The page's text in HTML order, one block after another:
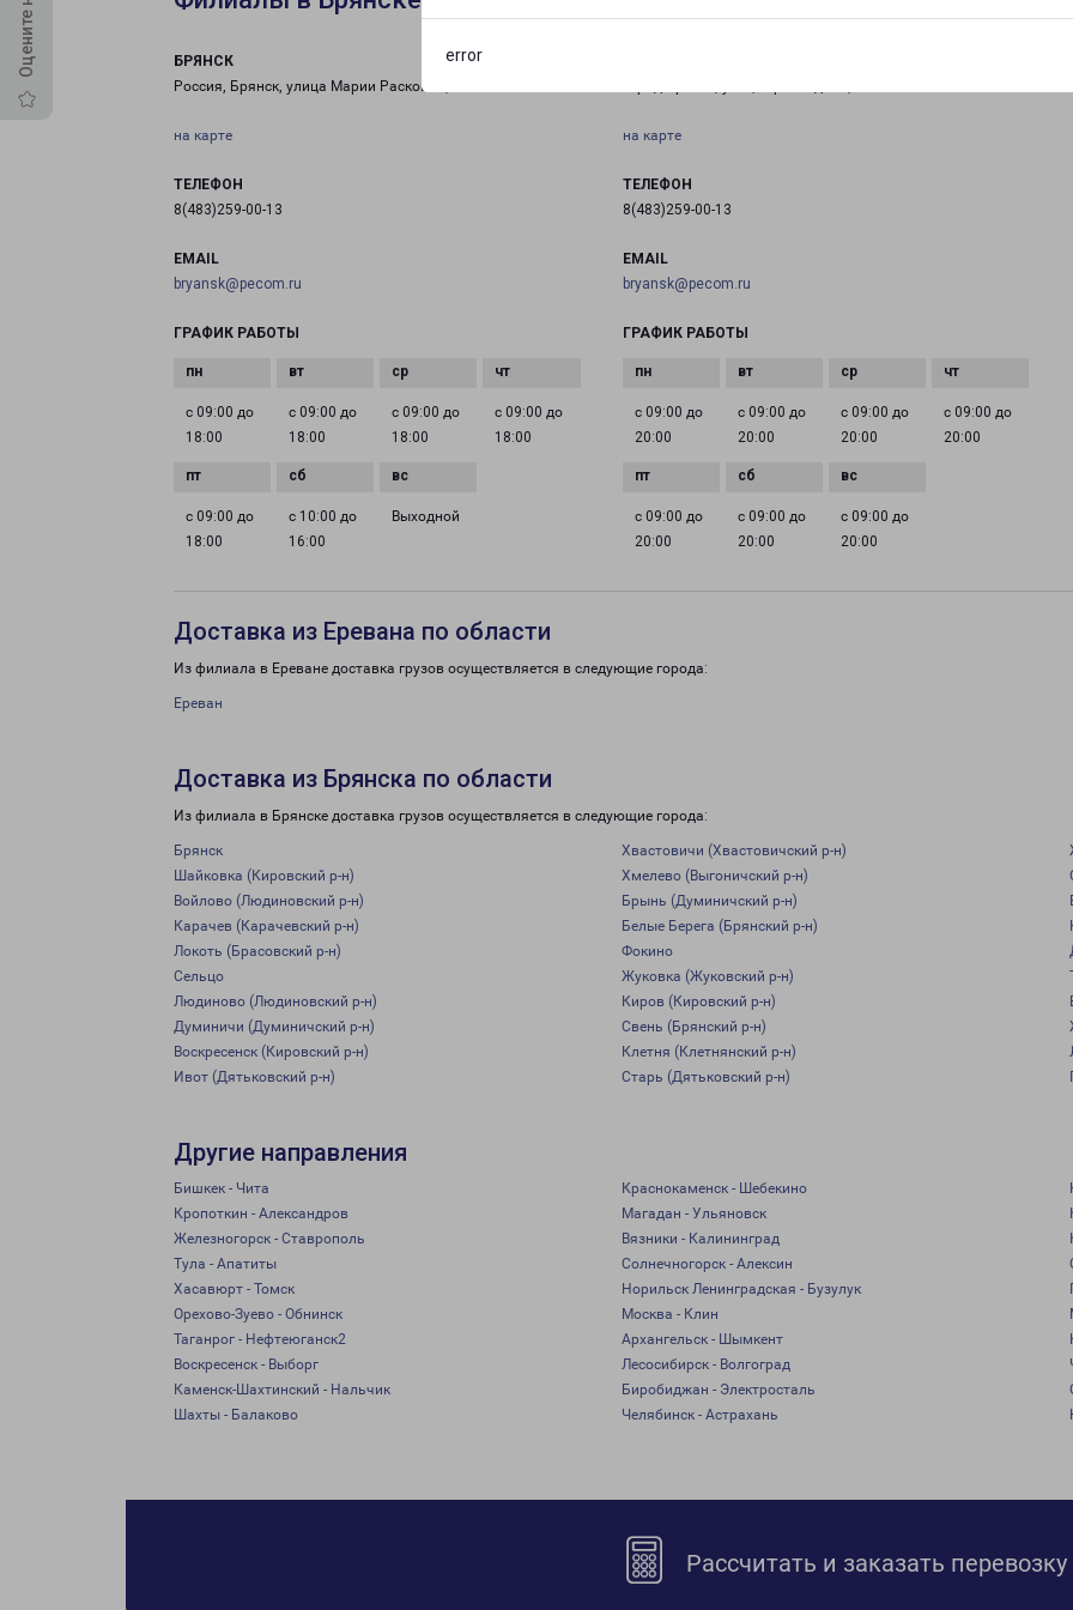
error
БРЯНСК
Россия, Брянск, улица Марии Расковой, 25
на карте
ТЕЛЕФОН
8(483)259-00-13
EMAIL
bryansk@pecom.ru
ГРАФИК РАБОТЫ
с 09:00 до
18:00
с 09:00 до
18:00
с 09:00 до
18:00
с 09:00 до
18:00
с 09:00 до
18:00
с 10:00 до
16:00
Выходной
на карте
ТЕЛЕФОН
8(483)259-00-13
EMAIL
bryansk@pecom.ru
ГРАФИК РАБОТЫ
с 09:00 до
20:00
с 09:00 до
20:00
с 09:00 до
20:00
с 09:00 до
20:00
с 09:00 до
20:00
с 09:00 до
20:00
с 09:00 до
20:00
Доставка из Еревана по области
Из филиала в Ереване доставка грузов осуществляется в следующие города:
Ереван
Доставка из Брянска по области
Из филиала в Брянске доставка грузов осуществляется в следующие города:
Брянск Хвастовичи (Хвастовичский р-н)
Шайковка (Кировский р-н)
Хмелево (Выгоничский р-н)
Войлово (Людиновский р-н)
Брынь (Думиничский р-н)
Карачев (Карачевский р-н)
Белые Берега (Брянский р-н)
Локоть (Брасовский р-н)
Фокино
Сельцо
Жуковка (Жуковский р-н)
Людиново (Людиновский р-н)
Киров (Кировский р-н)
Думиничи (Думиничский р-н)
Свень (Брянский р-н)
Воскресенск (Кировский р-н)
Клетня (Клетнянский р-н)
Ивот (Дятьковский р-н)
Старь (Дятьковский р-н)
Другие направления
Бишкек - Чита Краснокаменск - Шебекино
Кропоткин - Александров
Магадан - Ульяновск
Железногорск - Ставрополь
Вязники - Калининград
Тула - Апатиты
Солнечногорск - Алексин
Хасавюрт - Томск
Норильск Ленинградская - Бузулук
Орехово-Зуево - Обнинск
Москва - Клин
Таганрог - Нефтеюганск2
Архангельск - Шымкент
Воскресенск - Выборг
Лесосибирск - Волгоград
Каменск-Шахтинский - Нальчик
Биробиджан - Электросталь
Шахты - Балаково
Челябинск - Астрахань
Рассчитать и заказать перевозку